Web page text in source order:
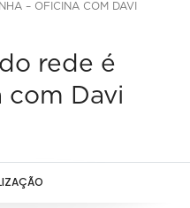
– OFICINA COM DAVI
rede é
com Davi